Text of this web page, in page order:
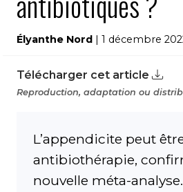
Élyanthe Nord | 1 décembre
Télécharger cet article
Reproduction, adaptation ou
L’appendicite peut
antibiothérapie,
nouvelle méta-analyse.